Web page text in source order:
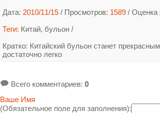
Дата: 2010/11/15 / Просмотров: 1589 / Оценка
Теги: Китай, бульон /
Кратко: Китайский бульон станет
достаточно легко
Всего комментариев: 0
Ваше Имя
(Обязательное поле для заполнения):